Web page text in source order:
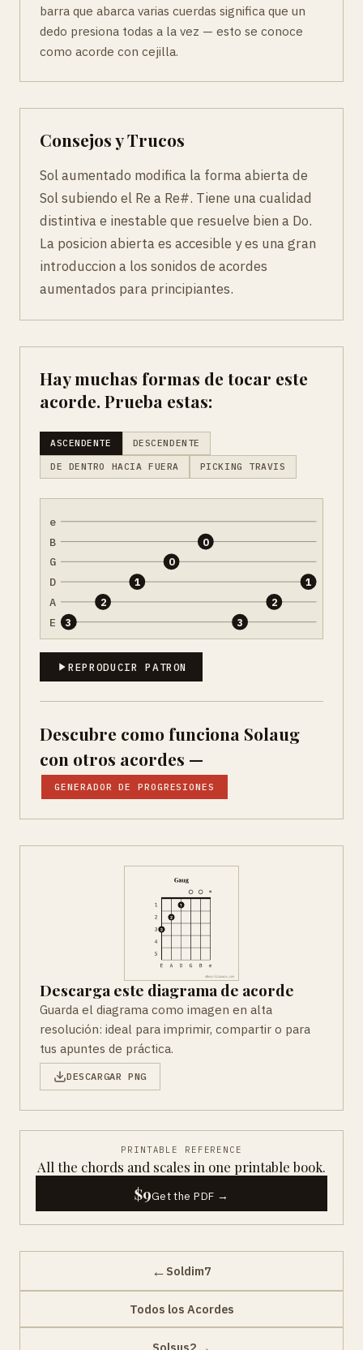
barra que abarca varias cuerdas significa que un
dedo presiona todas a la vez — esto se conoce
como acorde con cejilla.
Consejos y Trucos
Sol aumentado modifica la forma abierta de
Sol subiendo el Re a Re#. Tiene una cualidad
distintiva e inestable que resuelve bien a Do.
La posicion abierta es accesible y es una gran
introduccion a los sonidos de acordes
aumentados para principiantes.
Hay muchas formas de tocar este
acorde. Prueba estas:
ASCENDENTE DESCENDENTE
DE DENTRO HACIA FUERA PICKING TRAVIS
e
B
G
D
A
E 3
2
1
0
0
3
2
1
REPRODUCIR PATRON
Descubre como funciona Solaug
con otros acordes —
GENERADOR DE PROGRESIONES
Descarga este diagrama de acorde
Guarda el diagrama como imagen en alta
resolución: ideal para imprimir, compartir o para
tus apuntes de práctica.
DESCARGAR PNG
PRINTABLE REFERENCE
All the chords and scales in one printable book.
$9Get the PDF →
← Soldim7
Todos los Acordes